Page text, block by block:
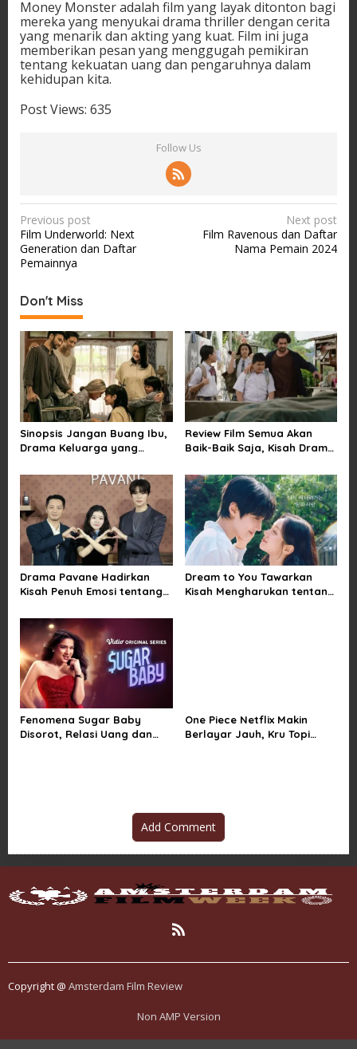
Money Monster adalah film yang layak ditonton bagi
mereka yang menyukai drama thriller dengan cerita
yang menarik dan akting yang kuat. Film ini juga
memberikan pesan yang menggugah pemikiran
tentang kekuatan uang dan pengaruhnya dalam
kehidupan kita.
Post Views: 635
Follow Us
P
o
s
n
a
v
i
g
a
t
o
n
Previous post
Film Underworld: Next
Generation dan Daftar
Pemainnya
Next post
Film Ravenous dan Daftar
Nama Pemain 2024
Don't Miss
Sinopsis Jangan Buang Ibu,
Drama Keluarga yang
Sayang dan Bakti kepada
Orang Tua
Review Film Semua Akan
Baik-Baik Saja, Kisah Drama
tentang Kehilangan dan
Harapan
Drama Pavane Hadirkan
Kisah Penuh Emosi tentang
Kesempatan Memulai
Kembali
Dream to You Tawarkan
Kisah Mengharukan tentang
Fenomena Sugar Baby
Disorot, Relasi Uang dan
One Piece Netflix Makin
Berlayar Jauh, Kru Topi
Add Comment
Copyright @ Amsterdam Film Review
Non AMP Version